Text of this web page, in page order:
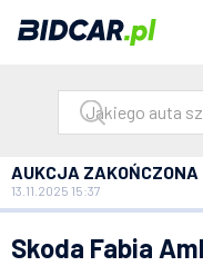
Bidcar Aukcje
AUKCJA ZAKOŃCZONA
13.11.2025 15:37
Skoda Fabia